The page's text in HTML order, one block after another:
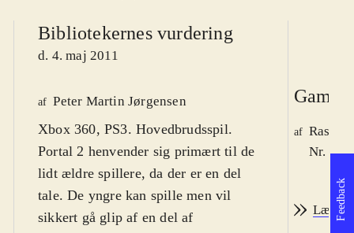
Bibliotekernes vurdering
d. 4. maj 2011
af Peter Martin Jørgensen
Xbox 360, PS3. Hovedbrudsspil.
Portal 2 henvender sig primært til de
lidt ældre spillere, da der er en del
tale. De yngre kan spille men vil
sikkert gå glip af en del af
Game
af
Nr.
LæsFeedback